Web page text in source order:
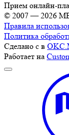
Прием онлайн-
© 2007 — 2026
Правила
Политика
Сделано с в
Работает на